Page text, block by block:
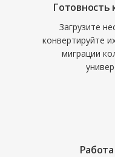
Готовность
Загрузите
конвертируйте
миграции